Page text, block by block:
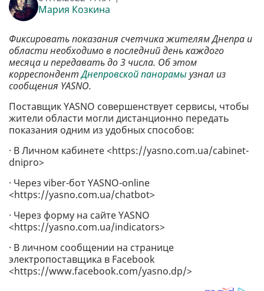
Мария Козкина
Фиксировать показания счетчика жителям Днепра и
области необходимо в последний день каждого
месяца и передавать до 3 числа. Об этом
корреспондентДнепровской панорамы узнал из
сообщения YASNO.
Поставщик YASNO совершенствует сервисы, чтобы
жители области могли дистанционно передать
показания одним из удобных способов:
· В Личном кабинете <https://yasno.com.ua/cabinet-
dnipro>
· Через viber-бот YASNO-online
<https://yasno.com.ua/chatbot>
· Через форму на сайте YASNO
<https://yasno.com.ua/indicators>
· В личном сообщении на странице
электропоставщика в Facebook
<https://www.facebook.com/yasno.dp/>